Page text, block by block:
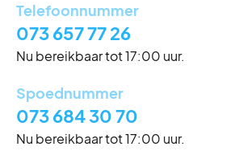
Telefoonnummer
073 657 77 26
Nu bereikbaar tot 17:00 uur.
Spoednummer
073 684 30 70
Nu bereikbaar tot 17:00 uur.
Zondag
telefonisch alleen bereikbaar voor